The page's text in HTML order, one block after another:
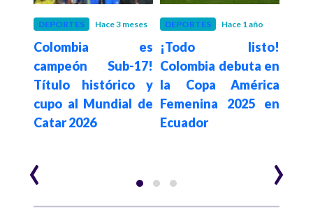
DEPORTES Hace 3 meses
Colombia es
campeón Sub-17!
Título histórico y
cupo al Mundial de
Catar 2026
DEPORTES Hace 1 año
¡Todo listo!
Colombia debuta en
la Copa América
Femenina 2025 en
Ecuador
‹ ›